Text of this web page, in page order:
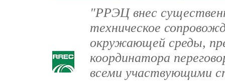
"РРЭЦ внес
техническое
окружающей среды,
координатора
всеми участвующими